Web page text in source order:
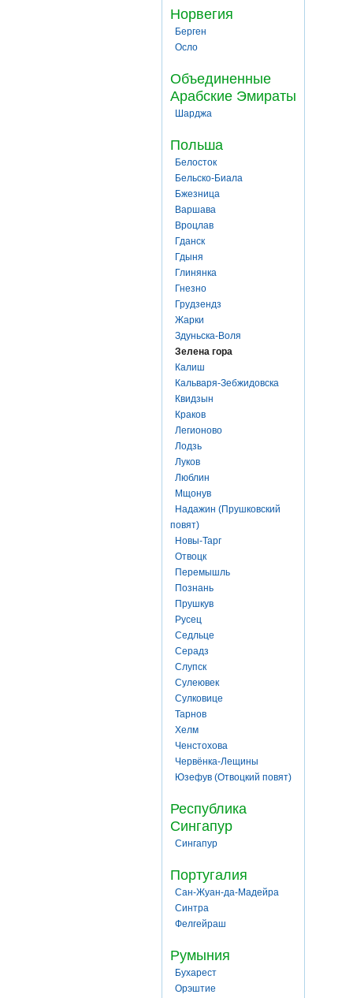
Норвегия
Берген
Осло
Объединенные
Арабские Эмираты
Шарджа
Польша
Белосток
Бельско-Биала
Бжезница
Варшава
Вроцлав
Гданск
Гдыня
Глинянка
Гнезно
Грудзендз
Жарки
Здуньска-Воля
Зелена гора
Калиш
Кальваря-Зебжидовска
Квидзын
Краков
Легионово
Лодзь
Луков
Люблин
Мщонув
Надажин (Прушковский
повят)
Новы-Тарг
Отвоцк
Перемышль
Познань
Прушкув
Русец
Седльце
Серадз
Слупск
Сулеювек
Сулковице
Тарнов
Хелм
Ченстохова
Червёнка-Лещины
Юзефув (Отвоцкий повят)
Республика
Сингапур
Сингапур
Португалия
Сан-Жуан-да-Мадейра
Синтра
Фелгейраш
Румыния
Бухарест
Орэштие